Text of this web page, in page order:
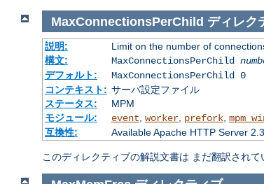
MaxConnectionsPerChild ディレク
説明:
Limit on the number of
構文:
MaxConnectionsPerChild
デフォルト:
MaxConnectionsPerChild 0
コンテキスト: サーバ設定ファイル
ステータス:
MPM
モジュール:
event worker, prefork,
互換性:
Available Apache HTTP Server
このディレクティブの解説文書は まだ翻訳されて